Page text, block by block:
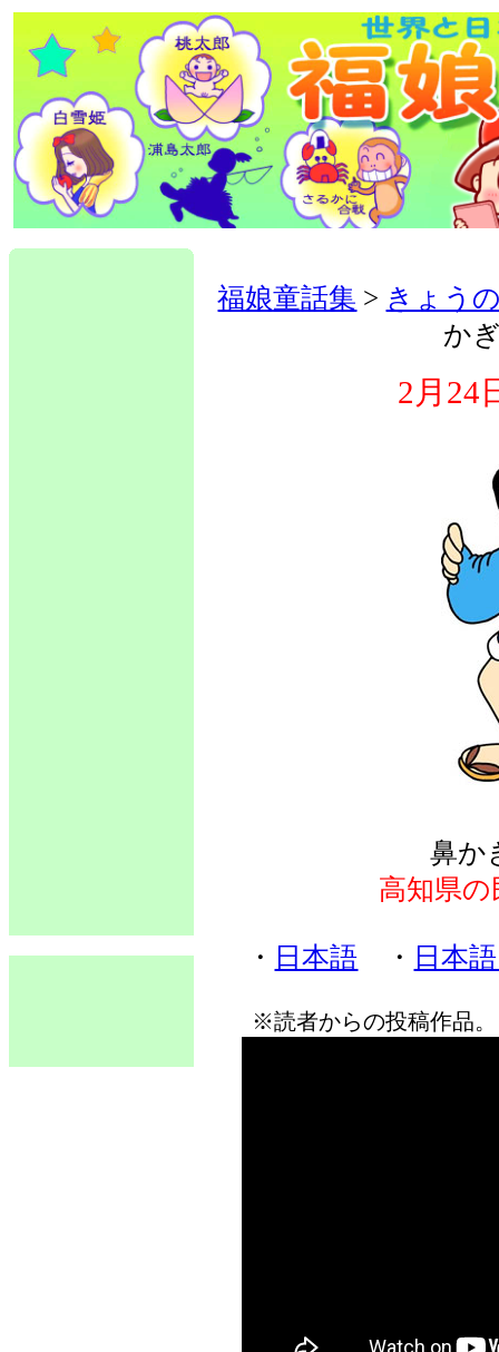
福娘童話集 > きょう
か
2月24
鼻か
高知県の
・ 日本語 ・ 日本
※読者からの投稿作品